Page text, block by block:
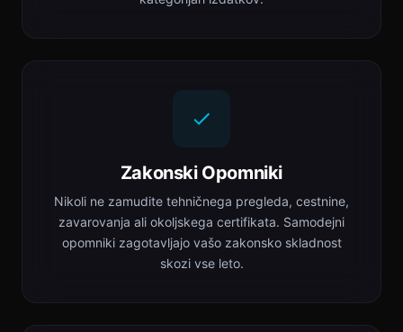
Zakonski Opomniki
Nikoli ne zamudite tehničnega pregleda, cestnine,
zavarovanja ali okoljskega certifikata. Samodejni
opomniki zagotavljajo vašo zakonsko skladnost
skozi vse leto.